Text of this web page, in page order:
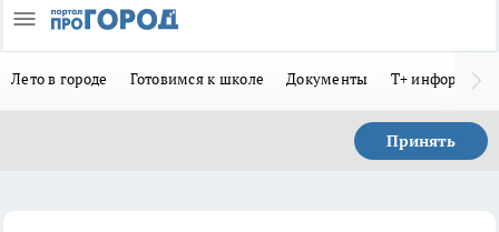
Лето в городе Готовимся к школе Документы Т+
Принять